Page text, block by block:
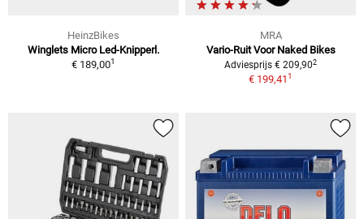
HeinzBikes
Winglets Micro Led-Knipperl.
€ 189,001
MRA
Vario-Ruit Voor Naked Bikes
Adviesprijs € 209,902
€ 199,411